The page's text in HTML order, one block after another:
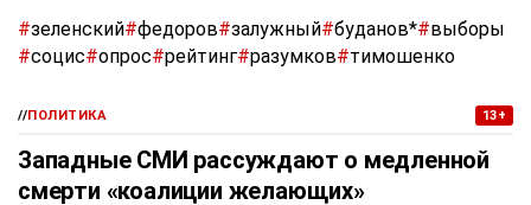
#зеленский#федоров#залужный#буданов*#выборы
#социс#опрос#рейтинг#разумков#тимошенко
//ПОЛИТИКА 13+
Западные СМИ рассуждают о медленной
смерти «коалиции желающих»